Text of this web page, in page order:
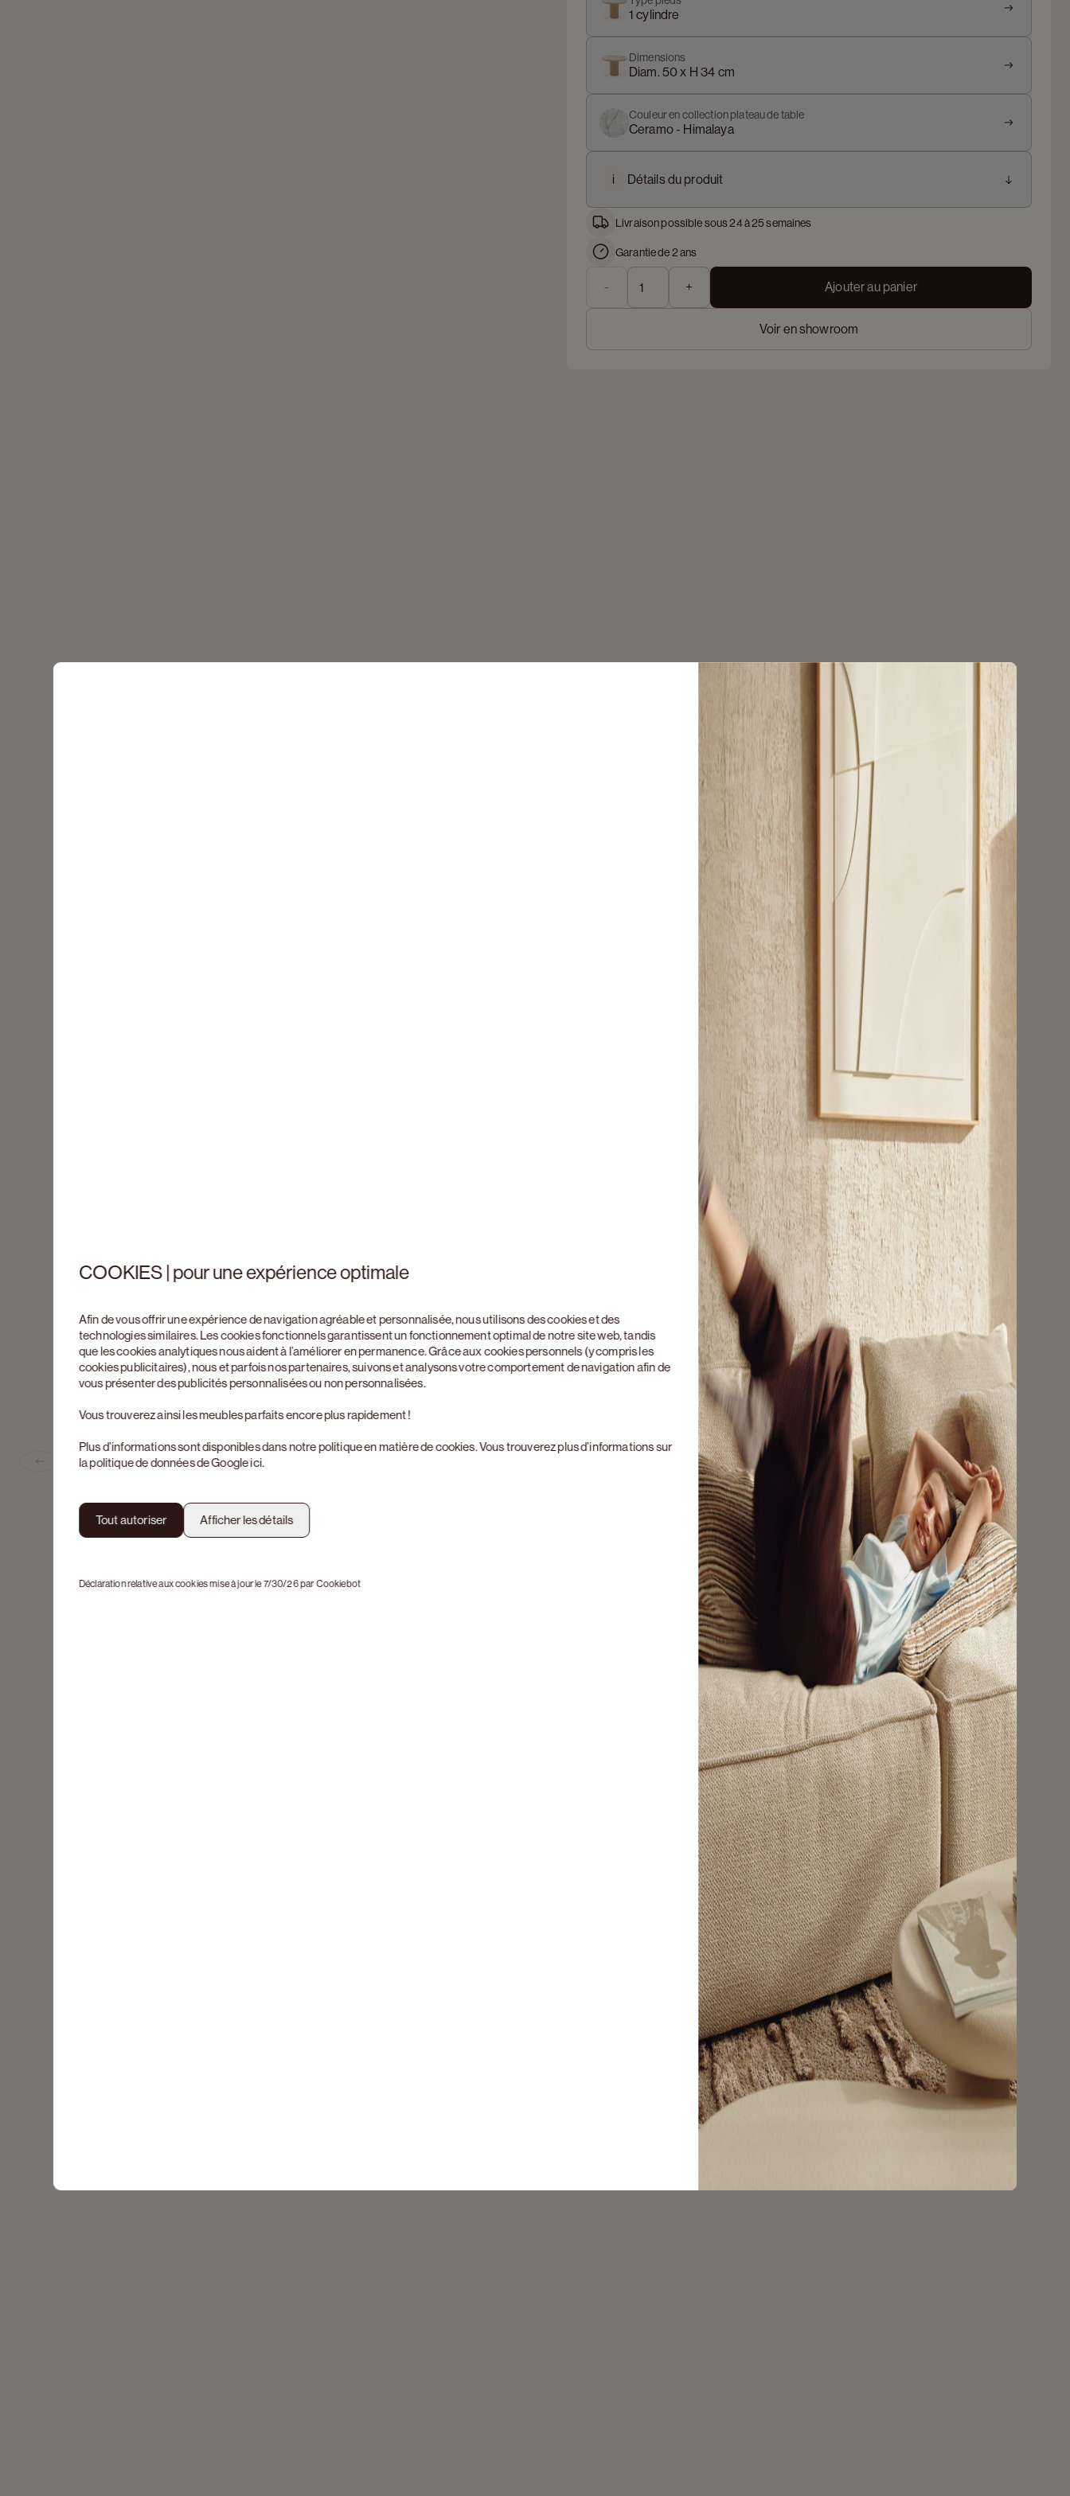
COOKIES | pour une expérience optimale
Afin de vous offrir une expérience de navigation agréable et personnalisée, nous utilisons des cookies et des
technologies similaires. Les cookies fonctionnels garantissent un fonctionnement optimal de notre site web, tandis
que les cookies analytiques nous aident à l’améliorer en permanence. Grâce aux cookies personnels (y compris les
cookies publicitaires), nous et parfois nos partenaires, suivons et analysons votre comportement de navigation afin de
vous présenter des publicités personnalisées ou non personnalisées.
Vous trouverez ainsi les meubles parfaits encore plus rapidement !
Plus d’informations sont disponibles dans notrepolitique en matière de cookies. Vous trouverez plus d’informations sur
la politique de données de Googleici.
Tout autoriser Afficher les détails
Déclaration relative aux cookies mise à jour le 7/30/26 parCookiebot
Previous slide
1 cylindre
Dimensions
Diam. 50 x H 34 cm
Couleur en collection plateau de table
Ceramo - Himalaya
i Détails du produit
Livraison possible sous 24 à 25 semaines
Garantie de 2 ans
- + Ajouter au panier
Voir en showroom